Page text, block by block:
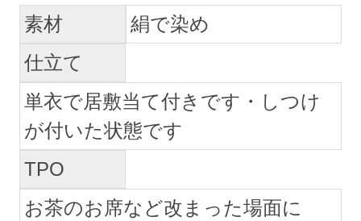
素材
絹で染め
仕立て
単衣で居敷当て付きです・しつけ
が付いた状態です
TPO
お茶のお席など改まった場面に